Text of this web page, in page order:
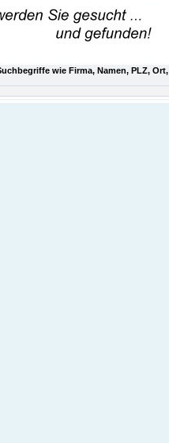
wie Firma, Namen, PLZ,